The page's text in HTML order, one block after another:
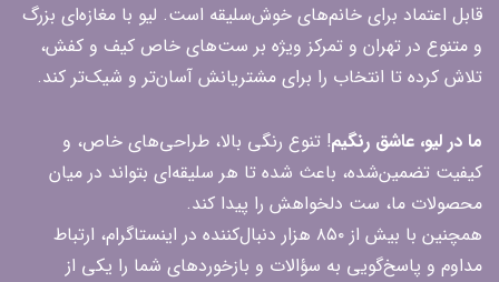
قابل اعتماد برای خانم‌های خوش‌سلیقه است. لیو با مغازه‌ای بزرگ
و متنوع در تهران و تمرکز ویژه بر ست‌های خاص کیف و کفش،
تلاش کرده تا انتخاب را برای مشتریانش آسان‌تر و شیک‌تر کند.
ما در لیو، عاشق رنگیم! تنوع رنگی بالا، طراحی‌های خاص، و
کیفیت تضمین‌شده، باعث شده تا هر سلیقه‌ای بتواند در میان
محصولات ما، ست دلخواهش را پیدا کند.
همچنین با بیش از ۸۵۰ هزار دنبال‌کننده در اینستاگرام، ارتباط
مداوم و پاسخ‌گویی به سؤالات و بازخوردهای شما را یکی از